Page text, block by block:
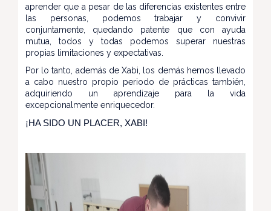
aprender que a pesar de las diferencias existentes entre
las personas, podemos trabajar y convivir
conjuntamente, quedando patente que con ayuda
mutua, todos y todas podemos superar nuestras
propias limitaciones y expectativas.
Por lo tanto, además de Xabi, los demás hemos llevado
a cabo nuestro propio periodo de prácticas también,
adquiriendo un aprendizaje para la vida
excepcionalmente enriquecedor.
¡HA SIDO UN PLACER, XABI!